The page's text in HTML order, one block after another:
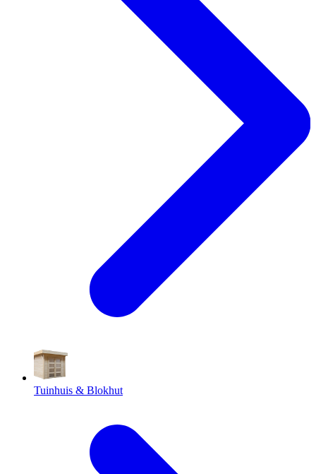
Tuinhuis & Blokhut